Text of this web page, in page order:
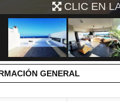
CLIC EN
GENERAL